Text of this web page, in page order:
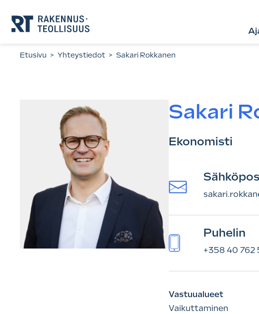
suoraan
sisältöön.
Etusivu > Yhteystiedot > Sakari Rokkanen
Sakari
Ekonomisti
Puhelin
+358 40 762
Vastuualueet
Vaikuttaminen